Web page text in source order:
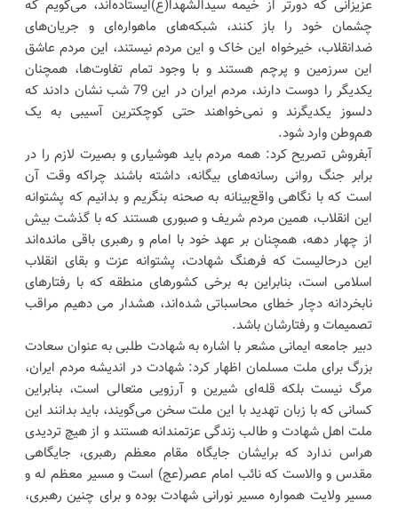
عزیزانی که دورتر از خیمه سیدالشهدا(ع)ایستاده‌اند، می‌گویم که
چشمان خود را باز کنند، شبکه‌های ماهواره‌ای و جریان‌های
ضدانقلاب، خیرخواه این خاک و این مردم نیستند، این مردم عاشق
این سرزمین و پرچم هستند و با وجود تمام تفاوت‌ها، همچنان
یکدیگر را دوست دارند، مردم ایران در این 79 شب نشان دادند که
دلسوز یکدیگرند و نمی‌خواهند حتی کوچکترین آسیبی به یک
هم‌وطن وارد شود.
آبفروش تصریح کرد: همه مردم باید هوشیاری و بصیرت لازم را در
برابر جنگ روانی رسانه‌های بیگانه، داشته باشند چراکه وقت آن
است که با نگاهی واقع‌بینانه به صحنه بنگریم و بدانیم که پشتوانه
این انقلاب، همین مردم شریف و صبوری هستند که با گذشت بیش
از چهار دهه، همچنان بر عهد خود با امام و رهبری باقی مانده‌اند
این درحالیست که فرهنگ شهادت، پشتوانه عزت و بقای انقلاب
اسلامی است، بنابراین به برخی کشورهای منطقه که با رفتارهای
نابخردانه دچار خطای محاسباتی شده‌اند، هشدار می دهیم مراقب
تصمیمات و رفتارشان باشد.
دبیر جامعه ایمانی مشعر با اشاره به شهادت طلبی به عنوان سعادت
بزرگ برای ملت مسلمان اظهار کرد: شهادت در اندیشه مردم ایران،
مرگ نیست بلکه قله‌ای شیرین و آرزویی متعالی است، بنابراین
کسانی که با زبان تهدید با این ملت سخن می‌گویند، باید بدانند این
ملت اهل شهادت و طالب زندگی عزتمندانه هستند و از هیچ تردیدی
هراس ندارد که برایشان جایگاه مقام معظم رهبری، جایگاهی
مقدس و والاست که نائب امام عصر(عج) است و مسیر معظم له و
مسیر ولایت همواره مسیر نورانی شهادت بوده و برای چنین رهبری،